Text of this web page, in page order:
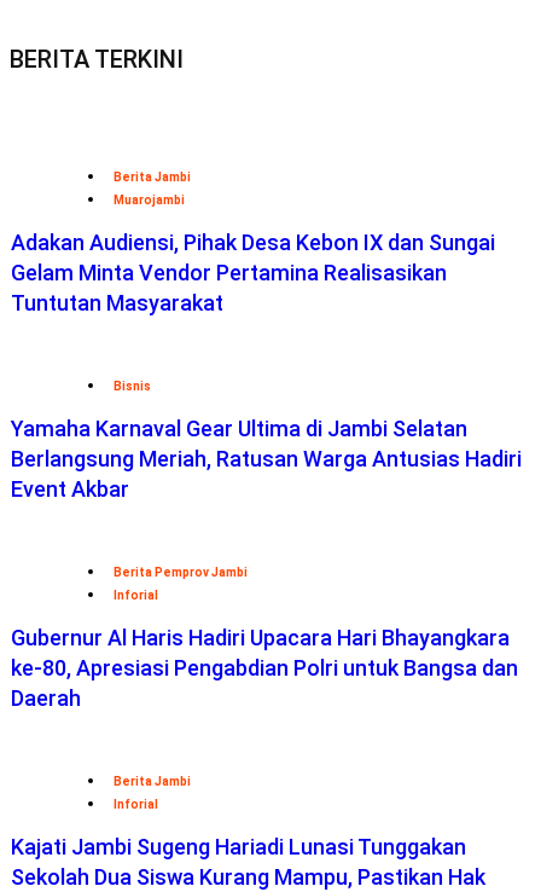
BERITA TERKINI
Berita Jambi
Muarojambi
Adakan Audiensi, Pihak Desa Kebon IX dan Sungai
Gelam Minta Vendor Pertamina Realisasikan
Tuntutan Masyarakat
Bisnis
Yamaha Karnaval Gear Ultima di Jambi Selatan
Berlangsung Meriah, Ratusan Warga Antusias Hadiri
Event Akbar
Berita Pemprov Jambi
Inforial
Gubernur Al Haris Hadiri Upacara Hari Bhayangkara
ke-80, Apresiasi Pengabdian Polri untuk Bangsa dan
Daerah
Berita Jambi
Inforial
Kajati Jambi Sugeng Hariadi Lunasi Tunggakan
Sekolah Dua Siswa Kurang Mampu, Pastikan Hak